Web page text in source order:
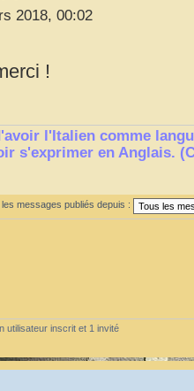
2018, 00:02
!
l'Italien comme
s'exprimer en Anglais.
messages publiés depuis :
utilisateur inscrit et 1 invité